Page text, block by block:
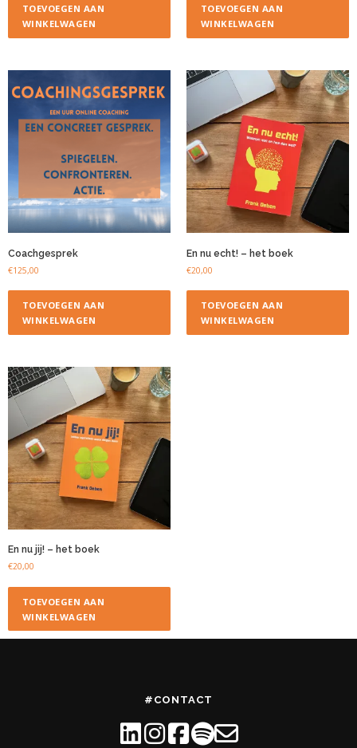
TOEVOEGEN AAN
WINKELWAGEN
TOEVOEGEN AAN
WINKELWAGEN
Coachgesprek
€125,00
TOEVOEGEN AAN
WINKELWAGEN
En nu echt! – het boek
€20,00
TOEVOEGEN AAN
WINKELWAGEN
En nu jij! – het boek
€20,00
TOEVOEGEN AAN
WINKELWAGEN
#CONTACT